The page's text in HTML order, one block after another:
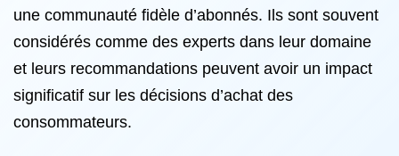
une communauté fidèle d’abonnés. Ils sont souvent
considérés comme des experts dans leur domaine
et leurs recommandations peuvent avoir un impact
significatif sur les décisions d’achat des
consommateurs.